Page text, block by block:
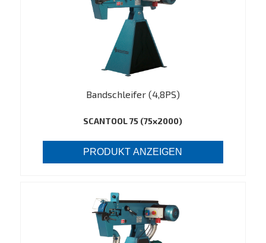
Bandschleifer (4,8PS)
SCANTOOL 75 (75x2000)
PRODUKT ANZEIGEN